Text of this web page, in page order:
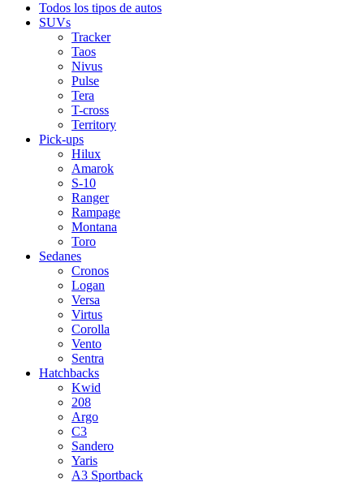
Todos los tipos de autos
SUVs
Tracker
Taos
Nivus
Pulse
Tera
T-cross
Territory
Pick-ups
Hilux
Amarok
S-10
Ranger
Rampage
Montana
Toro
Sedanes
Cronos
Logan
Versa
Virtus
Corolla
Vento
Sentra
Hatchbacks
Kwid
208
Argo
C3
Sandero
Yaris
A3 Sportback